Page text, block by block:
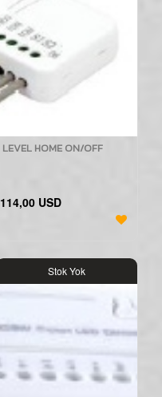
LEVEL HOME ON/OFF
114,00 USD
Stok Yok